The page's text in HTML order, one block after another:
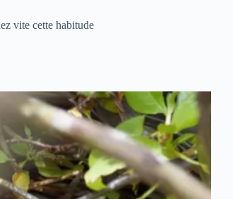
vite cette habitude